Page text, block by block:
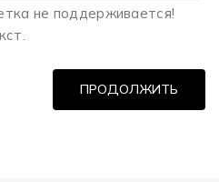
не поддерживается!
ПРОДОЛЖИТЬ